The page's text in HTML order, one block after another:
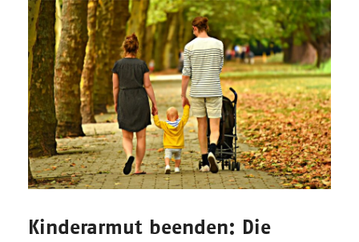
Kinderarmut beenden: Die